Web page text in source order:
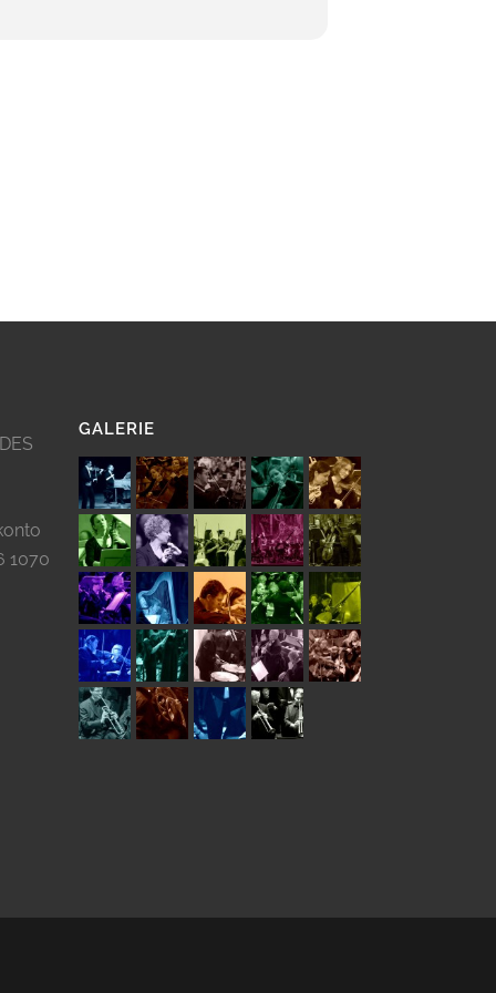
1070
GALERIE